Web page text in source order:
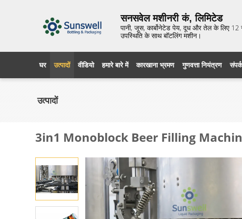
सनसवेल मशीनरी कं, लिमिटेड
पानी, जूस, कार्बोनेटेड पेय, दूध और तेल के लिए
उपस्थिति के साथ बॉटलिंग मशीन।
घर उत्पादों वीडियो हमारे बारे में कारखाना भ्रमण गुणवत्ता नियंत्रण
उत्पादों
3in1 Monoblock Beer Filling